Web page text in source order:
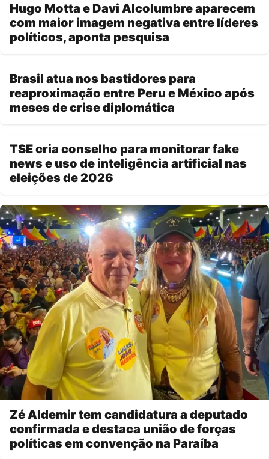
Hugo Motta e Davi Alcolumbre aparecem
com maior imagem negativa entre líderes
políticos, aponta pesquisa
Brasil atua nos bastidores para
reaproximação entre Peru e México após
meses de crise diplomática
TSE cria conselho para monitorar fake
news e uso de inteligência artificial nas
eleições de 2026
Zé Aldemir tem candidatura a deputado
confirmada e destaca união de forças
políticas em convenção na Paraíba